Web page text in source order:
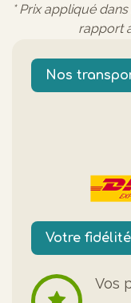
* Prix appliqué
rapport
Nos
Votre
Vos